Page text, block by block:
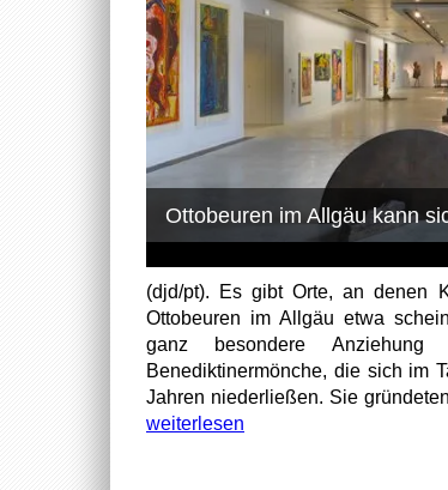
Ottobeuren im Allgäu kann
(djd/pt). Es gibt Orte, an denen
Ottobeuren im Allgäu etwa
ganz besondere Anziehung
Benediktinermönche, die sich im
Jahren niederließen. Sie
weiterlesen